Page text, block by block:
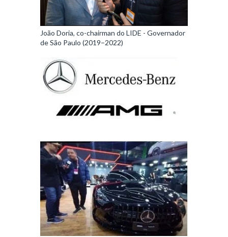
João Doria, co-chairman do LIDE - Governador
de São Paulo (2019–2022)